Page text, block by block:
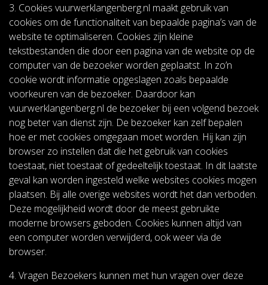
3. Cookies vuurwerklangenberg.nl maakt gebruik van
cookies om de functionaliteit van bepaalde pagina’s van de
website te optimaliseren. Cookies zijn kleine
tekstbestanden die door een pagina van de website op de
computer van de bezoeker worden geplaatst. In zo’n
cookie wordt informatie opgeslagen zoals bepaalde
voorkeuren van de bezoeker. Daardoor kan
vuurwerklangenberg.nl de bezoeker bij een volgend bezoek
nog beter van dienst zijn. De bezoeker kan zelf bepalen
hoe er met cookies omgegaan moet worden. Hij kan zijn
browser zo instellen dat die het gebruik van cookies
toestaat, niet toestaat of gedeeltelijk toestaat. In dit laatste
geval kan worden ingesteld welke websites cookies mogen
plaatsen. Bij alle overige websites wordt het dan verboden.
Deze mogelijkheid wordt door de meest gebruikte
moderne browsers geboden. Cookies kunnen altijd van
een computer worden verwijderd, ook weer via de
browser.
4. Vragen Bezoekers kunnen met hun vragen over deze